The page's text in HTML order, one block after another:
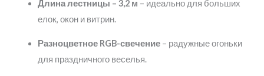
Длина лестницы – 3,2 м – идеально для больших
елок, окон и витрин.
Разноцветное RGB-свечение – радужные огоньки
для праздничного веселья.